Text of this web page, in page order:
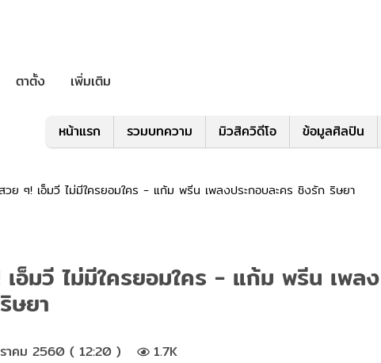
ตาตั้ง เพิ่มเติม
หน้าแรก รวมบทความ มิวสิควิดีโอ ข้อมูลศิลปิน
วย ๆ! เอ็มวี ไม่มีใครยอมใคร - แก้ม พรีน เพลงประกอบละคร ชิงรัก ริษยา
อ็มวี ไม่มีใครยอมใคร - แก้ม พรีน เพลง
ษยา
าคม 2560 ( 12:20 ) 1.7K